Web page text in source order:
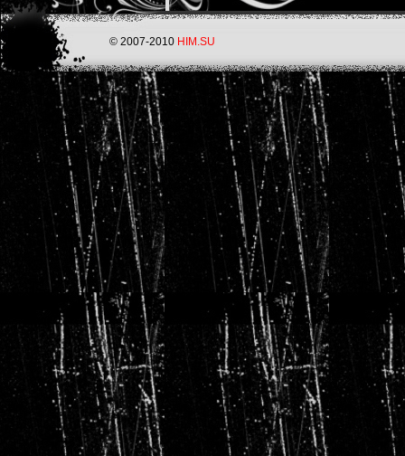
© 2007-2010 HIM.SU